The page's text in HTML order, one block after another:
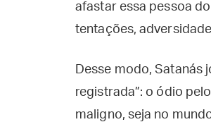
afastar essa pessoa
tentações,
Desse modo, Satanás
registrada”: o ódio
maligno, seja no